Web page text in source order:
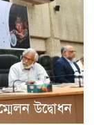
উদ্বোধন